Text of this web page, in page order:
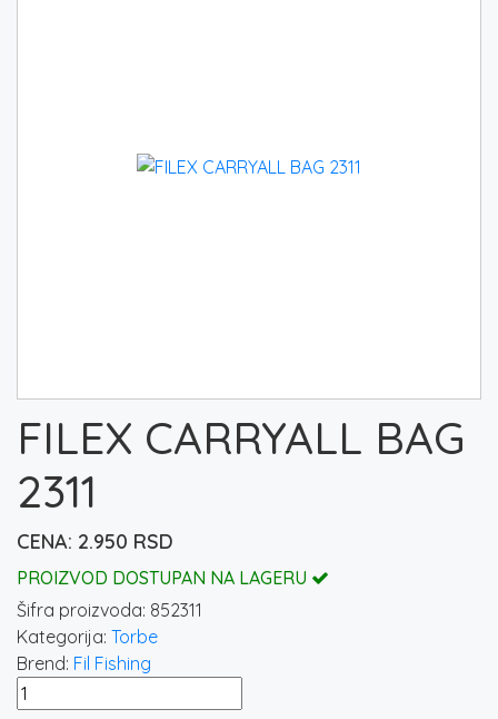
FILEX CARRYALL BAG
2311
2.950 RSD
PROIZVOD DOSTUPAN NA LAGERU
Šifra proizvoda: 852311
Kategorija: Torbe
Brend: Fil Fishing
FILEX